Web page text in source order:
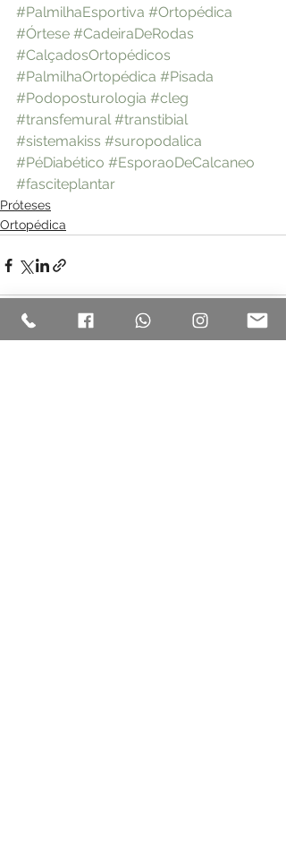
#PalmilhaEsportiva #Ortopédica
#Órtese #CadeiraDeRodas
#CalçadosOrtopédicos
#PalmilhaOrtopédica #Pisada
#Podoposturologia #cleg
#transfemural #transtibial
#sistemakiss #suropodalica
#PéDiabético #EsporaoDeCalcaneo
#fasciteplantar
Próteses
Ortopédica